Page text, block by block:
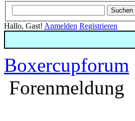
Hallo, Gast! Anmelden Registrieren
Boxercupforum
Forenmeldung